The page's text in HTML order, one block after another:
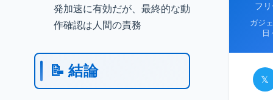
発加速に有効だが、最終的な動
作確認は人間の責務
📝 結論
フ
ガジ
日
𝕏